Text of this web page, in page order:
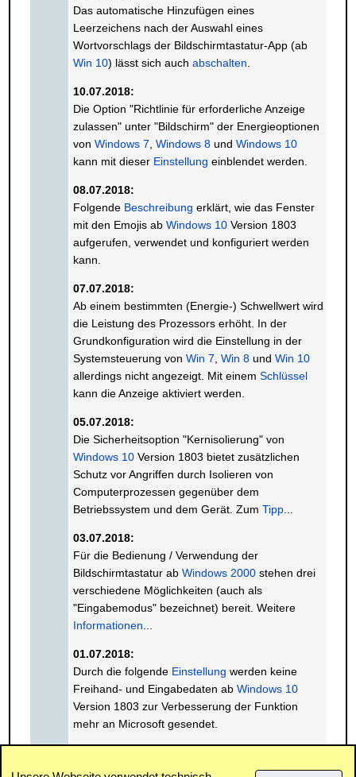
Das automatische Hinzufügen eines
Leerzeichens nach der Auswahl eines
Wortvorschlags der Bildschirmtastatur-App (ab
Win 10) lässt sich auch abschalten
10.07.2018:
Die Option "Richtlinie für erforderliche Anzeige
zulassen" unter "Bildschirm" der Energieoptionen
von Windows 7 Windows 8und Windows 10
kann mit dieser Einstellung einblendet werden.
08.07.2018:
Folgende Beschreibung erklärt, wie das Fenster
mit den Emojis ab Windows 10Version 1803
aufgerufen, verwendet und konfiguriert werden
kann.
07.07.2018:
Ab einem bestimmten (Energie-) Schwellwert wird
die Leistung des Prozessors erhöht. In der
Grundkonfiguration wird die Einstellung in der
Systemsteuerung von Win 7 Win 8und Win 10
allerdings nicht angezeigt. Mit einem Schlüssel
kann die Anzeige aktiviert werden.
05.07.2018:
Die Sicherheitsoption "Kernisolierung" von
Windows 10Version 1803 bietet zusätzlichen
Schutz vor Angriffen durch Isolieren von
Computerprozessen gegenüber dem
Betriebssystem und dem Gerät. Zum Tipp...
03.07.2018:
Für die Bedienung / Verwendung der
Bildschirmtastatur ab Windows 2000stehen drei
verschiedene Möglichkeiten (auch als
"Eingabemodus" bezeichnet) bereit. Weitere
Informationen
01.07.2018:
Durch die folgende Einstellung werden keine
Freihand- und Eingabedaten ab Windows 10
Version 1803 zur Verbesserung der Funktion
mehr an Microsoft gesendet.